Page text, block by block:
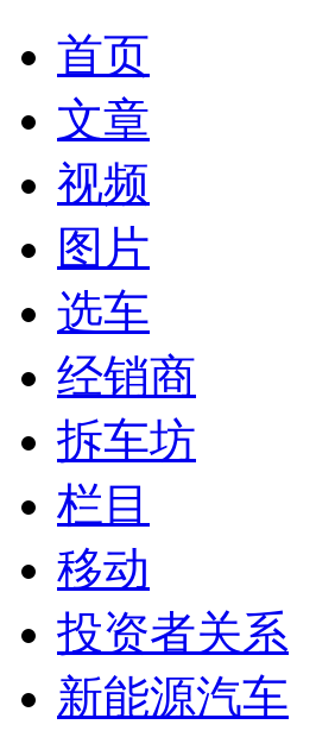
首页
文章
视频
图片
选车
经销商
拆车坊
栏目
移动
投资者关系
新能源汽车